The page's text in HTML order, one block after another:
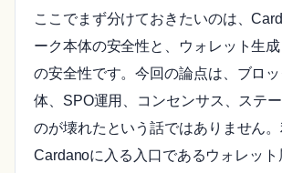
ここでまず分けておきたいのは、
ーク本体の安全性と、ウォレット生
の安全性です。今回の論点は、ブロ
体、SPO運用、コンセンサス、ステ
のが壊れたという話ではありません
Cardanoに入る入口であるウォレット